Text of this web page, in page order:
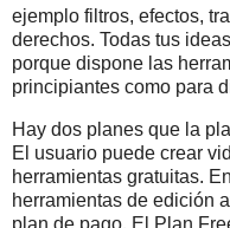
ejemplo filtros, efectos,
derechos. Todas tus
porque dispone las
principiantes como para
Hay dos planes que la
El usuario puede crear
herramientas gratuitas.
herramientas de edición
plan de pago. El Plan